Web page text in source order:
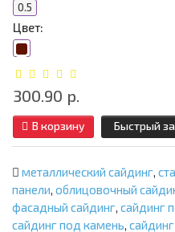
0.5
Цвет:
300.90 р.
В корзину Быстрый
металлический сайдинг,
панели, облицовочный
фасадный сайдинг, сайдинг
сайдинг под камень,